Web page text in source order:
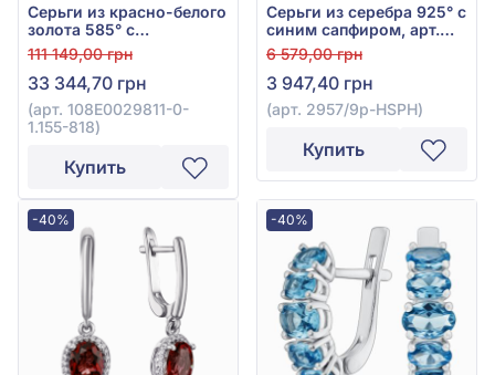
Серьги из красно-белого
золота 585° с
бриллиантом 0,09ct и
топазом Swiss Blue
2,12ct, арт. 108E0029811-
0-1.155-818
111 149,00 грн
33 344,70 грн
(арт. 108E0029811-0-
1.155-818)
Купить
Серьги из серебра 925° с
синим сапфиром, арт.
2957/9р-HSPH
6 579,00 грн
3 947,40 грн
(арт. 2957/9р-HSPH)
Купить
-40% -40%